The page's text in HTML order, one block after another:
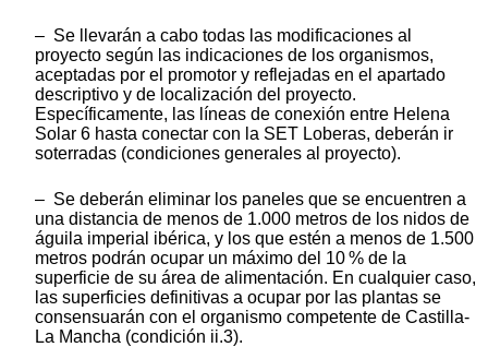
– Se llevarán a cabo todas las modificaciones al
proyecto según las indicaciones de los organismos,
aceptadas por el promotor y reflejadas en el apartado
descriptivo y de localización del proyecto.
Específicamente, las líneas de conexión entre Helena
Solar 6 hasta conectar con la SET Loberas, deberán ir
soterradas (condiciones generales al proyecto).
– Se deberán eliminar los paneles que se encuentren a
una distancia de menos de 1.000 metros de los nidos de
águila imperial ibérica, y los que estén a menos de 1.500
metros podrán ocupar un máximo del 10 % de la
superficie de su área de alimentación. En cualquier caso,
las superficies definitivas a ocupar por las plantas se
consensuarán con el organismo competente de Castilla-
La Mancha (condición ii.3).